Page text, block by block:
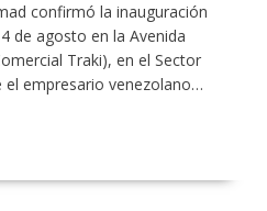
confirmó la inauguración
de agosto en la Avenida
Traki), en el Sector
el empresario venezolano…